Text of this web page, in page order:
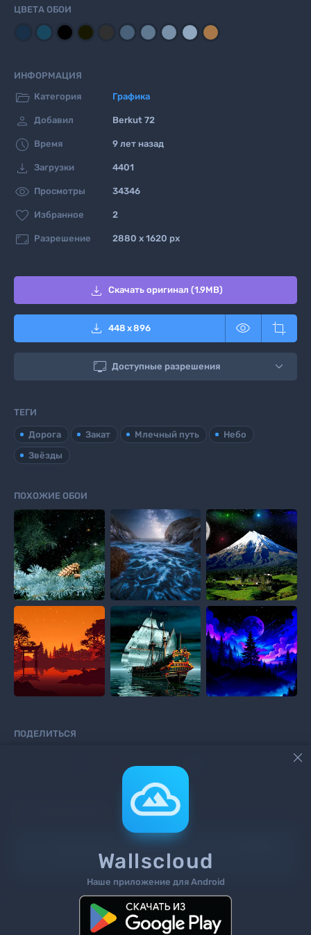
ЦВЕТА ОБОИ
ИНФОРМАЦИЯ
 Категория Графика
 Добавил Berkut 72
 Время 9 лет назад
 Загрузки 4401
 Просмотры 34346
 Избранное 2
 Разрешение 2880 x 1620 px
 Скачать оригинал (1.9MB)
 448 x896  
 Доступные разрешения
ТЕГИ
Дорога Закат Млечный путь
Небо
Звёзды
ПОХОЖИЕ ОБОИ
ПОДЕЛИТЬСЯ
на сайт илизарегистрируйтесь
Поиск Теги Контакты

Wallscloud
Наше приложение для Android